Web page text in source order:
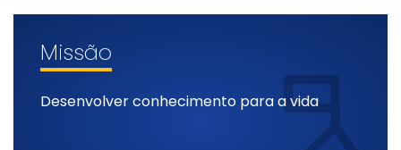
Missão
Desenvolver conhecimento para a vida